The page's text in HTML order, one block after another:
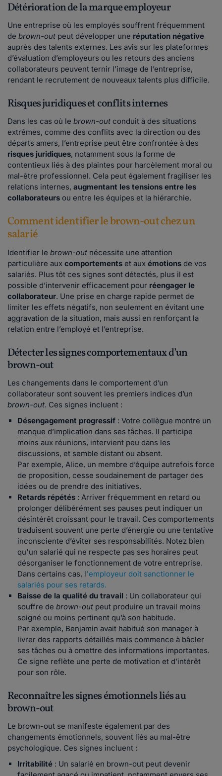
Détérioration de la marque employeur
Une entreprise où les employés souffrent fréquemment
de brown-out peut développer une réputation négative
auprès des talents externes. Les avis sur les plateformes
d’évaluation d’employeurs ou les retours des anciens
collaborateurs peuvent ternir l’image de l’entreprise,
rendant le recrutement de nouveaux talents plus difficile.
Risques juridiques et conflits internes
Dans les cas où le brown-out conduit à des situations
extrêmes, comme des conflits avec la direction ou des
départs amers, l’entreprise peut être confrontée à des
risques juridiques, notamment sous la forme de
contentieux liés à des plaintes pour harcèlement moral ou
mal-être professionnel. Cela peut également fragiliser les
relations internes, augmentant les tensions entre les
collaborateurs ou entre les équipes et la hiérarchie.
Comment identifier le brown-out chez un
salarié
Identifier le brown-out nécessite une attention
particulière aux comportements et aux émotions de vos
salariés. Plus tôt ces signes sont détectés, plus il est
possible d’intervenir efficacement pour réengager le
collaborateur. Une prise en charge rapide permet de
limiter les effets négatifs, non seulement en évitant une
aggravation de la situation, mais aussi en renforçant la
relation entre l’employé et l’entreprise.
Détecter les signes comportementaux d’un
brown-out
Les changements dans le comportement d’un
collaborateur sont souvent les premiers indices d’un
brown-out. Ces signes incluent :
Désengagement progressif : Votre collègue montre un
manque d’implication dans ses tâches. Il participe
moins aux réunions, intervient peu dans les
discussions, et semble distant ou absent.
Par exemple, Alice, un membre d’équipe autrefois force
de proposition, cesse soudainement de partager des
idées ou de prendre des initiatives.
Retards répétés : Arriver fréquemment en retard ou
prolonger délibérément ses pauses peut indiquer un
désintérêt croissant pour le travail. Ces comportements
traduisent souvent une perte d’énergie ou une tentative
inconsciente d’éviter ses responsabilités. Notez bien
qu'un salarié qui ne respecte pas ses horaires peut
désorganiser le fonctionnement de votre entreprise.
Dans certains cas, l'employeur doit sanctionner le
salariés pour ses retards.
Baisse de la qualité du travail : Un collaborateur qui
souffre de brown-out peut produire un travail moins
soigné ou moins pertinent qu’à son habitude.
Par exemple, Benjamin avait habitué son manager à
livrer des rapports détaillés mais commence à bâcler
ses tâches ou à omettre des informations importantes.
Ce signe reflète une perte de motivation et d’intérêt
pour son rôle.
Reconnaître les signes émotionnels liés au
brown-out
Le brown-out se manifeste également par des
changements émotionnels, souvent liés au mal-être
psychologique. Ces signes incluent :
Irritabilité : Un salarié en brown-out peut devenir